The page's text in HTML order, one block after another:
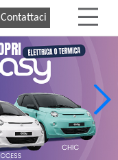
Contattaci